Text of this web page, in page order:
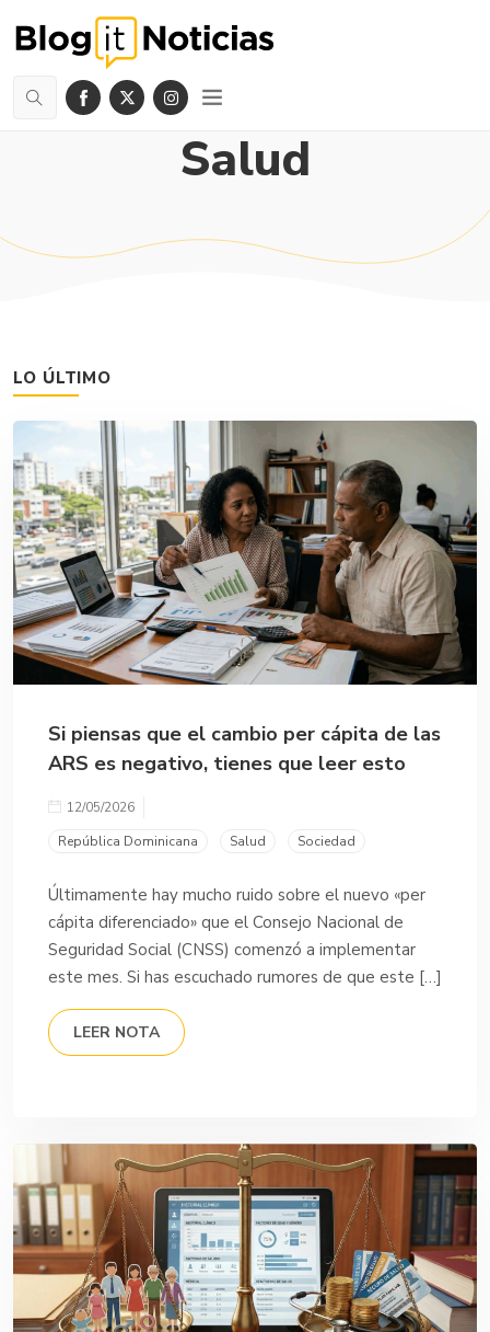
Salud
LO ÚLTIMO
Si piensas que el cambio per cápita de las
ARS es negativo, tienes que leer esto
12/05/2026
República Dominicana
Salud Sociedad
Últimamente hay mucho ruido sobre el nuevo «per
cápita diferenciado» que el Consejo Nacional de
Seguridad Social (CNSS) comenzó a implementar
este mes. Si has escuchado rumores de que este […]
LEER NOTA